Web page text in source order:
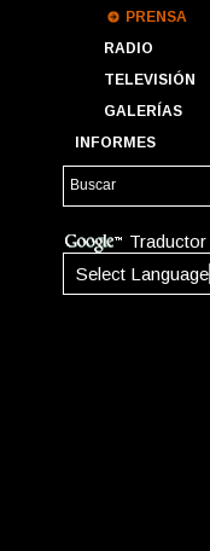
PRENSA
RADIO
TELEVISIÓN
GALERÍAS
INFORMES
Traductor
Select Language